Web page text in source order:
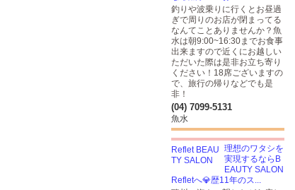
釣りや波乗りに行くとお昼過
ぎで周りのお店が閉まってる
なんてことありませんか？魚
水は朝9:00~16:30までお食事
出来ますので近くにお越しい
ただいた際は是非お立ち寄り
ください！18席ございますの
で、旅行の帰りなどでも是
非！
(04) 7099-5131
魚水
理想のワタシを
実現するならB
EAUTY SALON
Refletへ💎歴11年のス...